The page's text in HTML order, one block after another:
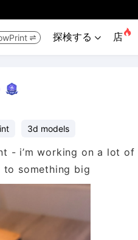
 探検する  店
3d models
- i’m working on a lot
to something big